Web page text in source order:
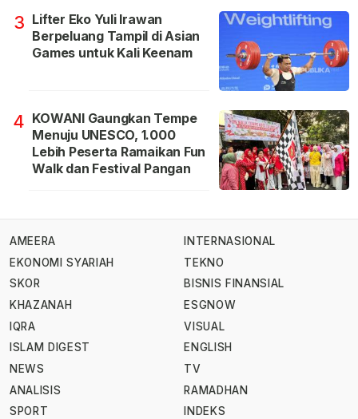
3 Lifter Eko Yuli Irawan
Berpeluang Tampil di Asian
Games untuk Kali Keenam
4 KOWANI Gaungkan Tempe
Menuju UNESCO, 1.000
Lebih Peserta Ramaikan Fun
Walk dan Festival Pangan
AMEERA
EKONOMI SYARIAH
SKOR
KHAZANAH
IQRA
ISLAM DIGEST
NEWS
ANALISIS
SPORT
INTERNASIONAL
TEKNO
BISNIS FINANSIAL
ESGNOW
VISUAL
ENGLISH
TV
RAMADHAN
INDEKS